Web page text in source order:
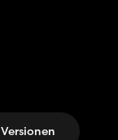
Versionen